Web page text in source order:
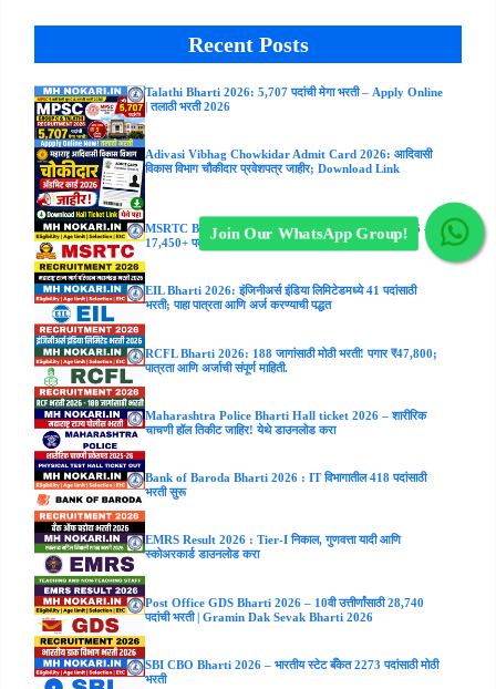
Recent Posts
Talathi Bharti 2026: 5,707 पदांची मेगा भरती – Apply Online
| तलाठी भरती 2026
Adivasi Vibhag Chowkidar Admit Card 2026: आदिवासी
विकास विभाग चौकीदार प्रवेशपत्र जाहीर; Download Link
MSRTC Bharti 2026 | ST Mahamandal Bharti 2026 –
17,450+ पदांसाठी मेगा भरती | Apply Online
EIL Bharti 2026: इंजिनीअर्स इंडिया लिमिटेडमध्ये 41 पदांसाठी
भरती; पाहा पात्रता आणि अर्ज करण्याची पद्धत
RCFL Bharti 2026: 188 जागांसाठी मोठी भरती! पगार ₹47,800;
पात्रता आणि अर्जाची संपूर्ण माहिती.
Maharashtra Police Bharti Hall ticket 2026 – शारीरिक
चाचणी हॉल तिकीट जाहिर! येथे डाउनलोड करा
Bank of Baroda Bharti 2026 : IT विभागातील 418 पदांसाठी
भरती सुरू
EMRS Result 2026 : Tier-I निकाल, गुणवत्ता यादी आणि
स्कोअरकार्ड डाउनलोड करा
Post Office GDS Bharti 2026 – 10वी उत्तीर्णांसाठी 28,740
पदांची भरती | Gramin Dak Sevak Bharti 2026
SBI CBO Bharti 2026 – भारतीय स्टेट बँकेत 2273 पदांसाठी मोठी
भरती
Join Our WhatsApp Group!